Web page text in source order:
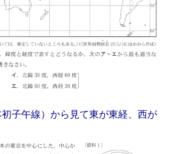
初子午線）から見て東が東経、西が